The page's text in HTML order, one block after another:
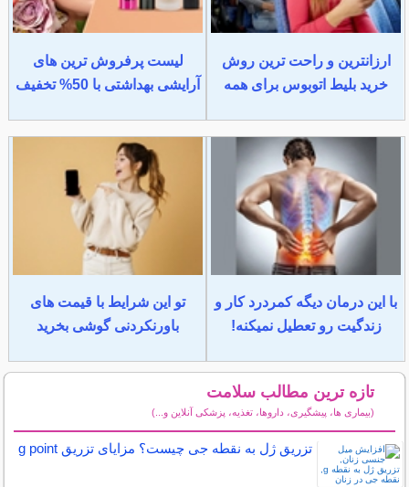
ارزانترین و راحت ترین روش
خرید بلیط اتوبوس برای همه
لیست پرفروش ترین های
آرایشی بهداشتی با 50% تخفیف
با این درمان دیگه کمردرد کار و
زندگیت رو تعطیل نمیکنه!
تو این شرایط با قیمت های
باورنکردنی گوشی بخرید
تازه ترین مطالب سلامت
(بیماری ها، پیشگیری، داروها، تغذیه، پزشکی آنلاین و...)
تزریق ژل به نقطه جی چیست؟ مزایای تزریق g point